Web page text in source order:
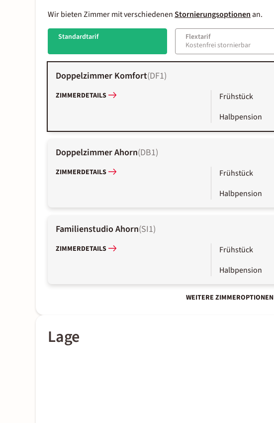
Wir bieten Zimmer mit verschiedenenStornierungsoptionenan.
Standardtarif
Flextarif
Kostenfrei stornierbar
Doppelzimmer Komfort(DF1)
ZIMMERDETAILS Frühstück
Halbpension
Doppelzimmer Ahorn(DB1)
ZIMMERDETAILS Frühstück
Halbpension
Familienstudio Ahorn(SI1)
ZIMMERDETAILS Frühstück
Halbpension
WEITERE ZIMMEROPTIONEN
Lage